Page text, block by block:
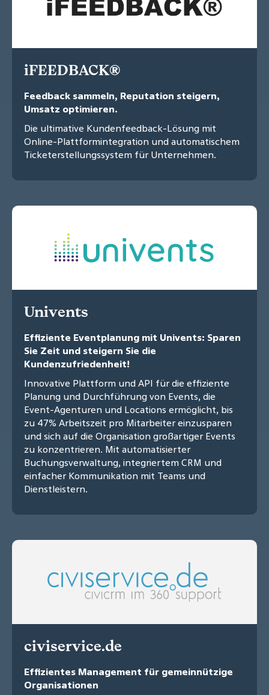
iFEEDBACK®
Feedback sammeln, Reputation steigern,
Umsatz optimieren.
Die ultimative Kundenfeedback-Lösung mit
Online-Plattformintegration und automatischem
Ticketerstellungssystem für Unternehmen.
Univents
Effiziente Eventplanung mit Univents: Sparen
Sie Zeit und steigern Sie die
Kundenzufriedenheit!
Innovative Plattform und API für die effiziente
Planung und Durchführung von Events, die
Event-Agenturen und Locations ermöglicht, bis
zu 47% Arbeitszeit pro Mitarbeiter einzusparen
und sich auf die Organisation großartiger Events
zu konzentrieren. Mit automatisierter
Buchungsverwaltung, integriertem CRM und
einfacher Kommunikation mit Teams und
Dienstleistern.
civiservice.de
Effizientes Management für gemeinnützige
Organisationen